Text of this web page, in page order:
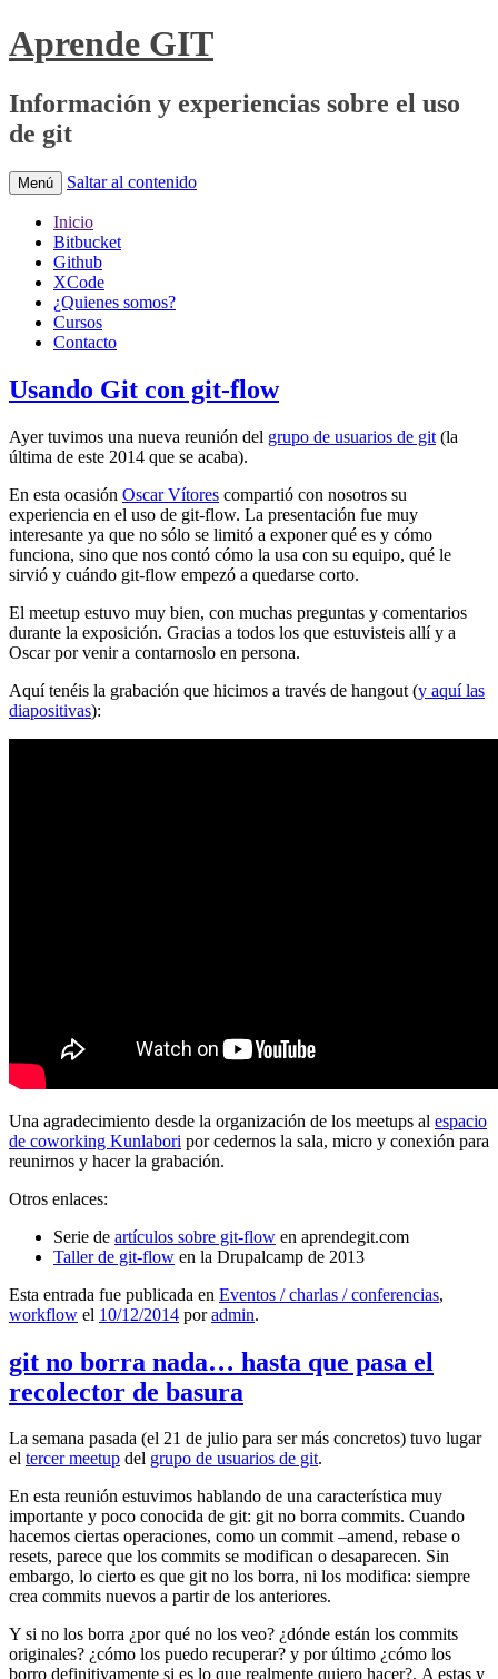
Aprende GIT
Información y experiencias sobre el uso
de git
Menú Saltar al contenido
Inicio
Bitbucket
Github
XCode
¿Quienes somos?
Cursos
Contacto
Usando Git con git-flow
Ayer tuvimos una nueva reunión del grupo de usuarios de git (la
última de este 2014 que se acaba).
En esta ocasión Oscar Vítores compartió con nosotros su
experiencia en el uso de git-flow. La presentación fue muy
interesante ya que no sólo se limitó a exponer qué es y cómo
funciona, sino que nos contó cómo la usa con su equipo, qué le
sirvió y cuándo git-flow empezó a quedarse corto.
El meetup estuvo muy bien, con muchas preguntas y comentarios
durante la exposición. Gracias a todos los que estuvisteis allí y a
Oscar por venir a contarnoslo en persona.
Aquí tenéis la grabación que hicimos a través de hangout (y aquí las
diapositivas):
Una agradecimiento desde la organización de los meetups al espacio
de coworking Kunlabori por cedernos la sala, micro y conexión para
reunirnos y hacer la grabación.
Otros enlaces:
Serie de artículos sobre git-flow en aprendegit.com
Taller de git-flow en la Drupalcamp de 2013
Esta entrada fue publicada en Eventos / charlas / conferencias,
workflow el 10/12/2014 poradmin.
git no borra nada… hasta que pasa el
recolector de basura
La semana pasada (el 21 de julio para ser más concretos) tuvo lugar
el tercer meetup del grupo de usuarios de git.
En esta reunión estuvimos hablando de una característica muy
importante y poco conocida de git: git no borra commits. Cuando
hacemos ciertas operaciones, como un commit –amend, rebase o
resets, parece que los commits se modifican o desaparecen. Sin
embargo, lo cierto es que git no los borra, ni los modifica: siempre
crea commits nuevos a partir de los anteriores.
Y si no los borra ¿por qué no los veo? ¿dónde están los commits
originales? ¿cómo los puedo recuperar? y por último ¿cómo los
borro definitivamente si es lo que realmente quiero hacer?. A estas y